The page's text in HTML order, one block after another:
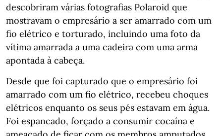
descobriram várias fotografias Polaroid que
mostravam o empresário a ser amarrado com um
fio elétrico e torturado, incluindo uma foto da
vítima amarrada a uma cadeira com uma arma
apontada à cabeça.
Desde que foi capturado que o empresário foi
amarrado com um fio elétrico, recebeu choques
elétricos enquanto os seus pés estavam em água.
Foi espancado, forçado a consumir cocaína e